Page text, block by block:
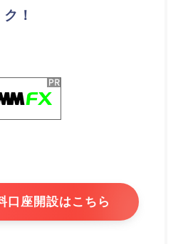
ク！
口座開設はこちら